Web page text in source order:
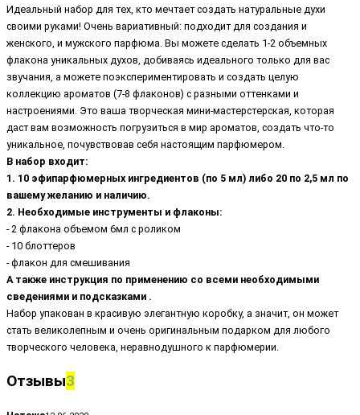
Идеальный набор для тех, кто мечтает создать натуральные духи
своими руками! Очень вариативный: подходит для создания и
женского, и мужского парфюма. Вы можете сделать 1-2 объемных
флакона уникальных духов, добиваясь идеального только для вас
звучания, а можете поэкспериментировать и создать целую
коллекцию ароматов (7-8 флаконов) с разными оттенками и
настроениями. Это ваша творческая мини-мастерстерская, которая
даст вам возможность погрузиться в мир ароматов, создать что-то
уникальное, почувствовав себя настоящим парфюмером.
В набор входит:
1. 10 эфипарфюмерных ингредиентов (по 5 мл) либо 20 по 2,5 мл по
вашему желанию и наличию.
2. Необходимые инструменты и флаконы:
- 2 флакона объемом 6мл с роликом
- 10 блоттеров
- флакон для смешивания
А также инструкция по применению со всеми необходимыми
сведениями и подсказками .
Набор упакован в красивую элегантную коробку, а значит, он может
стать великолепным и очень оригинальным подарком для любого
творческого человека, неравнодушного к парфюмерии.
Отзывы3